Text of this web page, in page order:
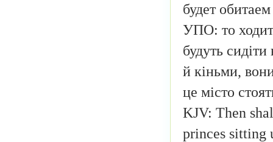
будет
УПО: то
будуть
й кіньми,
це місто
KJV: Then
princes sitting